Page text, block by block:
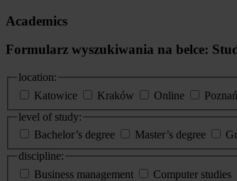
Academics
Formularz wyszukiwania na belce:
location:
Katowice
Kraków Online Poznań
level of study:
Bachelor’s degree
Master’s degree
discipline:
Business management
Computer studies